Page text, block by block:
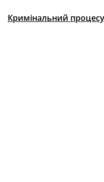
Кримінальний